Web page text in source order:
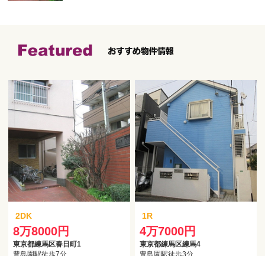
2DK
8万8000円
東京都練馬区春日町1
豊島園駅徒歩7分
1R
4万7000円
東京都練馬区練馬4
豊島園駅徒歩3分